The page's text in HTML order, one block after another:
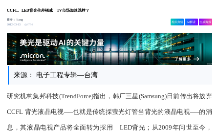
CCFL、LED背光价差锐减 TV市场加速洗牌？
作者：liang
2012-03-13
4774
相关舆情 AI解读 生成海报
来源： 电子工程专辑—台湾
研究机构集邦科技(TrendForce)指出，韩厂三星(Samsung)日前传出将放弃
CCFL 背光液晶电视──也就是传统採萤光灯管当背光的液晶电视──的消
息，其液晶电视产品将全面转为採用 LED背光；从2009年问世至今，